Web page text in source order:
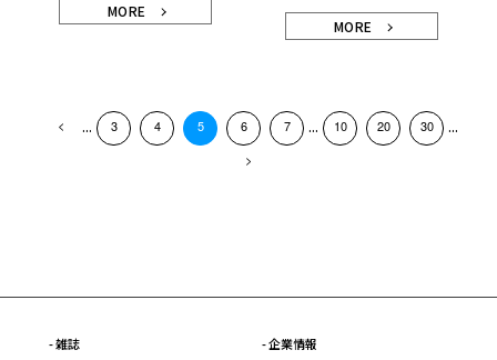
MORE
MORE
... 3 4 5 6 7 ... 10 20 30 ...
- 雑誌
- 企業情報